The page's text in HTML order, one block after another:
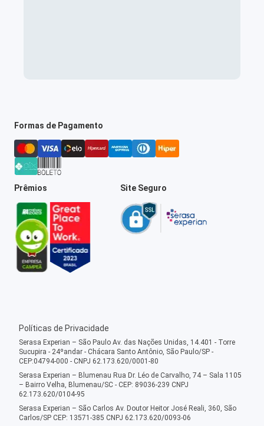
Formas de Pagamento
Prêmios Site Seguro
Políticas de Privacidade
Serasa Experian – São Paulo Av. das Nações Unidas, 14.401 - Torre
Sucupira - 24ºandar - Chácara Santo Antônio, São Paulo/SP -
CEP:04794-000 - CNPJ 62.173.620/0001-80
Serasa Experian – Blumenau Rua Dr. Léo de Carvalho, 74 – Sala 1105
– Bairro Velha, Blumenau/SC - CEP: 89036-239 CNPJ
62.173.620/0104-95
Serasa Experian – São Carlos Av. Doutor Heitor José Reali, 360, São
Carlos/SP CEP: 13571-385 CNPJ 62.173.620/0093-06